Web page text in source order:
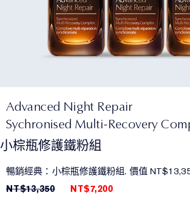
Advanced Night Repair
Sychronised Multi-Recovery
小棕瓶修護鐵粉組
暢銷經典：小棕瓶修護鐵粉組. 價值
NT$13,350
NT$7,200